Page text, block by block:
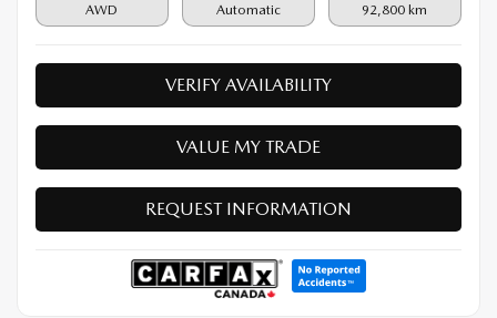
AWD Automatic 92,800 km
VERIFY AVAILABILITY
VALUE MY TRADE
REQUEST INFORMATION